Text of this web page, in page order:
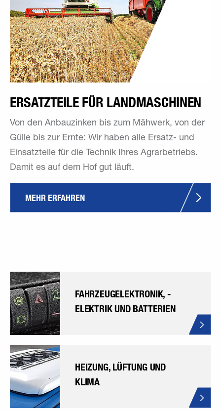
ERSATZTEILE FÜR LANDMASCHINEN
Von den Anbauzinken bis zum Mähwerk, von der
Gülle bis zur Ernte: Wir haben alle Ersatz- und
Einsatzteile für die Technik Ihres Agrarbetriebs.
Damit es auf dem Hof gut läuft.
MEHR ERFAHREN
FAHRZEUGELEKTRONIK, -
ELEKTRIK UND BATTERIEN
HEIZUNG, LÜFTUNG UND
KLIMA